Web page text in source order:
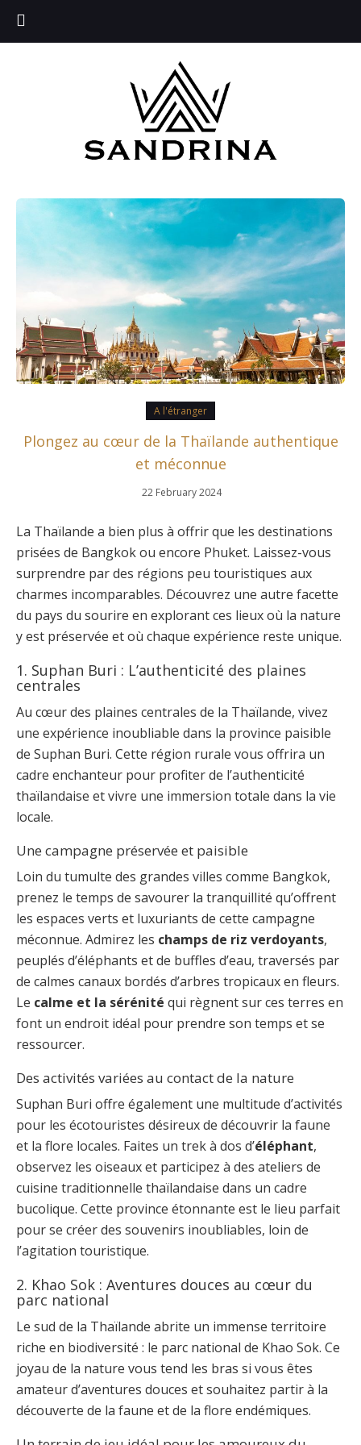
A l'étranger
Plongez au cœur de la Thaïlande authentique
et méconnue
22 February 2024
La Thaïlande a bien plus à offrir que les destinations
prisées de Bangkok ou encore Phuket. Laissez-vous
surprendre par des régions peu touristiques aux
charmes incomparables. Découvrez une autre facette
du pays du sourire en explorant ces lieux où la nature
y est préservée et où chaque expérience reste unique.
1. Suphan Buri : L’authenticité des plaines
centrales
Au cœur des plaines centrales de la Thaïlande, vivez
une expérience inoubliable dans la province paisible
de Suphan Buri. Cette région rurale vous offrira un
cadre enchanteur pour profiter de l’authenticité
thaïlandaise et vivre une immersion totale dans la vie
locale.
Une campagne préservée et paisible
Loin du tumulte des grandes villes comme Bangkok,
prenez le temps de savourer la tranquillité qu’offrent
les espaces verts et luxuriants de cette campagne
méconnue. Admirez les champs de riz verdoyants,
peuplés d’éléphants et de buffles d’eau, traversés par
de calmes canaux bordés d’arbres tropicaux en fleurs.
Le calme et la sérénité qui règnent sur ces terres en
font un endroit idéal pour prendre son temps et se
ressourcer.
Des activités variées au contact de la nature
Suphan Buri offre également une multitude d’activités
pour les écotouristes désireux de découvrir la faune
et la flore locales. Faites un trek à dos d’éléphant,
observez les oiseaux et participez à des ateliers de
cuisine traditionnelle thaïlandaise dans un cadre
bucolique. Cette province étonnante est le lieu parfait
pour se créer des souvenirs inoubliables, loin de
l’agitation touristique.
2. Khao Sok : Aventures douces au cœur du
parc national
Le sud de la Thaïlande abrite un immense territoire
riche en biodiversité : le parc national de Khao Sok. Ce
joyau de la nature vous tend les bras si vous êtes
amateur d’aventures douces et souhaitez partir à la
découverte de la faune et de la flore endémiques.